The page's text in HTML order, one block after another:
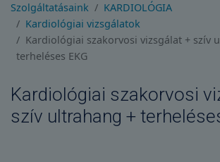
Szolgáltatásaink
KARDIOLÓGIA
Kardiológiai vizsgálatok
Kardiológiai szakorvosi vizsgálat + szív
terheléses EKG
Kardiológiai szakorvosi
szív ultrahang +